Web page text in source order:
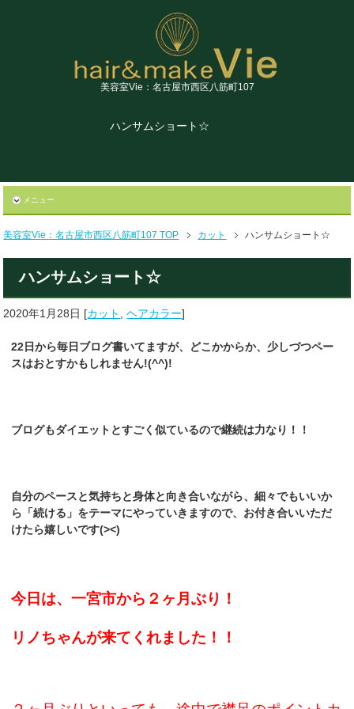
美容室Vie：名古屋市西区八筋町107
ハンサムショート☆
メニュー
美容室Vie：名古屋市西区八筋町107 TOP カット ハンサムショート☆
ハンサムショート☆
2020年1月28日 [カット ,ヘアカラー]
22日から毎日ブログ書いてますが、どこかからか、少しづつペー
スはおとすかもしれません!(^^)!
ブログもダイエットとすごく似ているので継続は力なり！！
自分のペースと気持ちと身体と向き合いながら、細々でもいいか
ら「続ける」をテーマにやっていきますので、 お付き合いいただ
けたら嬉しいです(><)
今日は、一宮市から２ヶ月ぶり！
リノちゃんが来てくれました！！